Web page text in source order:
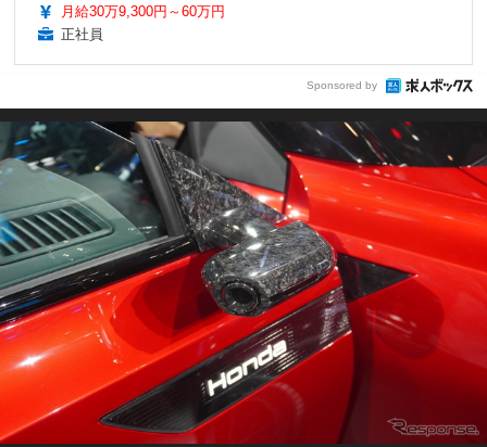
月給30万9,300円～60万円
正社員
Sponsored by